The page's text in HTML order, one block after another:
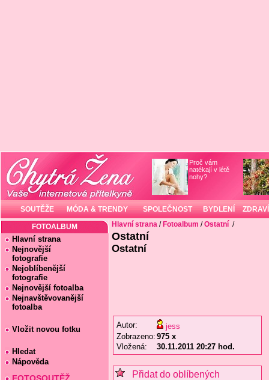
Proč vám
natékají v létě
nohy?
SOUTĚŽE MÓDA & TRENDY SPOLEČNOST BYDLENÍ ZDRAVÍ
FOTOALBUM
Hlavní strana
Nejnovější
fotografie
Nejoblíbenější
fotografie
Nejnovější fotoalba
Nejnavštěvovanější
fotoalba
Vložit novou fotku
Hledat
Nápověda
Hlavní strana / Fotoalbum /Ostatní /
Ostatní
Ostatní
Autor:
jess
Zobrazeno: 975 x
Vložená:
30.11.2011 20:27 hod.
Přidat do oblíbených